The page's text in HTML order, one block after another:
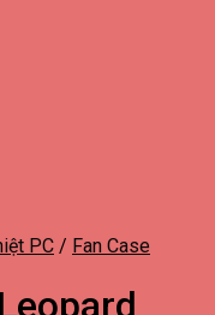
PC / Fan Case